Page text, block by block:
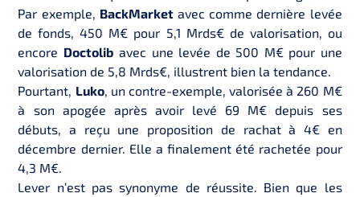
Par exemple, BackMarketavec comme dernière levée
de fonds, 450 M€ pour 5,1 Mrds€ de valorisation, ou
encore Doctolib avec une levée de 500 M€ pour une
valorisation de 5,8 Mrds€, illustrent bien la tendance.
Pourtant, Luko, un contre-exemple, valorisée à 260 M€
à son apogée après avoir levé 69 M€ depuis ses
débuts, a reçu une proposition de rachat à 4€ en
décembre dernier. Elle a finalement été rachetée pour
4,3 M€.
Lever n’est pas synonyme de réussite. Bien que les